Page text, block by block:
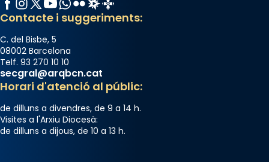
Photo
View on Facebook
Arquebisbat de Barcelona
2 weeks ago
Jaume, fill de Zebedeu, és juntament amb el
seu germà Joan i Pere un dels que
acompanyava més de prop Jesús.
Contacte i suggeriments:
C. del Bisbe, 5
08002 Barcelona
Telf. 93 270 10 10
secgral@arqbcn.cat
Horari d'atenció al públic:
de dilluns a divendres, de 9 a 14 h.
Visites a l'Arxiu Diocesà:
de dilluns a dijous, de 10 a 13 h.